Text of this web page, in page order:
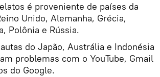
é proveniente de países da
Unido, Alemanha, Grécia,
Polônia e Rússia.
do Japão, Austrália e Indonésia
problemas com o YouTube, Gmail
do Google.